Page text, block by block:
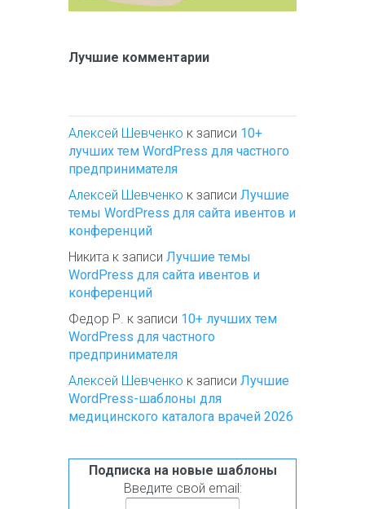
Лучшие комментарии
Алексей Шевченко к записи 10+
лучших тем WordPress для частного
предпринимателя
Алексей Шевченко к записи Лучшие
темы WordPress для сайта ивентов и
конференций
Никита к записи Лучшие темы
WordPress для сайта ивентов и
конференций
Федор Р. к записи 10+ лучших тем
WordPress для частного
предпринимателя
Алексей Шевченко к записи Лучшие
WordPress-шаблоны для
медицинского каталога врачей 2026
Подписка на новые шаблоны
Введите свой email: